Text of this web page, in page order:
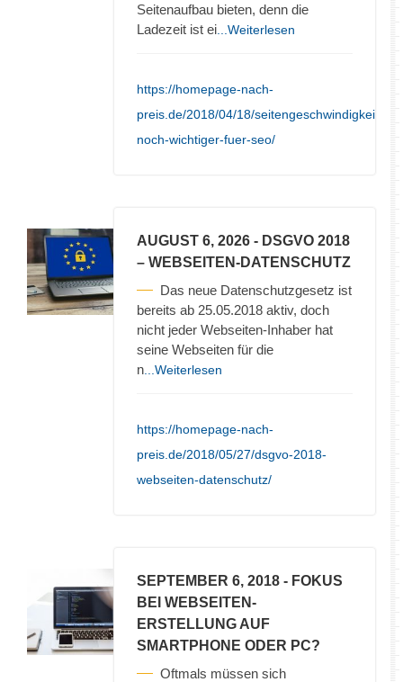
Seitenaufbau bieten, denn die
Ladezeit ist ei ...Weiterlesen
https://homepage-nach-
preis.de/2018/04/18/seitengeschwindigkeit-
noch-wichtiger-fuer-seo/
AUGUST 6, 2026 - DSGVO 2018
– WEBSEITEN-DATENSCHUTZ
Das neue Datenschutzgesetz ist
bereits ab 25.05.2018 aktiv, doch
nicht jeder Webseiten-Inhaber hat
seine Webseiten für die
n ...Weiterlesen
https://homepage-nach-
preis.de/2018/05/27/dsgvo-2018-
webseiten-datenschutz/
SEPTEMBER 6, 2018 - FOKUS
BEI WEBSEITEN-
ERSTELLUNG AUF
SMARTPHONE ODER PC?
Oftmals müssen sich